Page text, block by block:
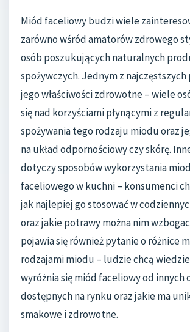
Miód faceliowy budzi wiele
zarówno wśród amatorów zdrowego
osób poszukujących naturalnych
spożywczych. Jednym z
jego właściwości zdrowotne – wiele
się nad korzyściami płynącymi z
spożywania tego rodzaju miodu oraz
na układ odpornościowy czy skórę.
dotyczy sposobów wykorzystania
faceliowego w kuchni – konsumenci
jak najlepiej go stosować w
oraz jakie potrawy można nim
pojawia się również pytanie o różnice
rodzajami miodu – ludzie chcą
wyróżnia się miód faceliowy od innych
dostępnych na rynku oraz jakie ma
smakowe i zdrowotne.